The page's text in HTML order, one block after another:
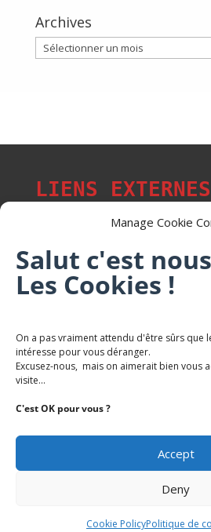
Manage Cookie
Salut c'est
Les Cookies !
On a pas vraiment attendu d'être sûrs que
intéresse pour vous déranger.
Excusez-nous, mais on aimerait bien vous
visite...
C'est OK pour vous ?
Accept
Deny
Cookie PolicyPolitique de
Archives
Archives
LIENS EXTERNES
Les p'tits citoyens de Mont-
Trail Saintmartinois Daniel
Karaté Mont Saint Martin